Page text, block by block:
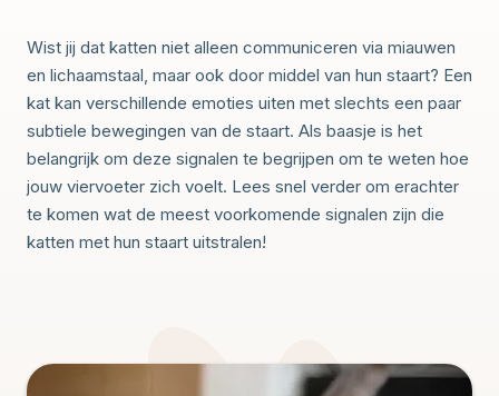
Wist jij dat katten niet alleen communiceren via miauwen
en lichaamstaal, maar ook door middel van hun staart? Een
kat kan verschillende emoties uiten met slechts een paar
subtiele bewegingen van de staart. Als baasje is het
belangrijk om deze signalen te begrijpen om te weten hoe
jouw viervoeter zich voelt. Lees snel verder om erachter
te komen wat de meest voorkomende signalen zijn die
katten met hun staart uitstralen!